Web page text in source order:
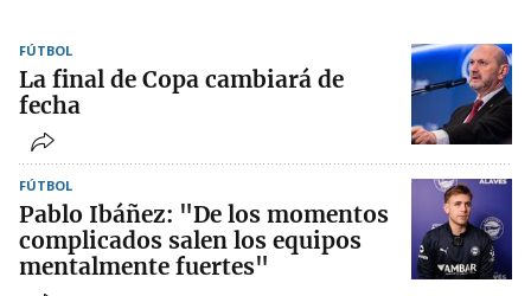
FÚTBOL
La final de Copa cambiará de
fecha
FÚTBOL
Pablo Ibáñez: "De los momentos
complicados salen los equipos
mentalmente fuertes"